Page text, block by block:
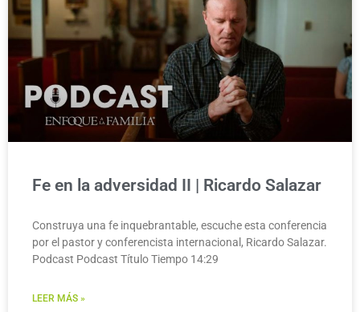
Fe en la adversidad II | Ricardo Salazar
Construya una fe inquebrantable, escuche esta conferencia
por el pastor y conferencista internacional, Ricardo Salazar.
Podcast Podcast Título Tiempo 14:29
LEER MÁS »